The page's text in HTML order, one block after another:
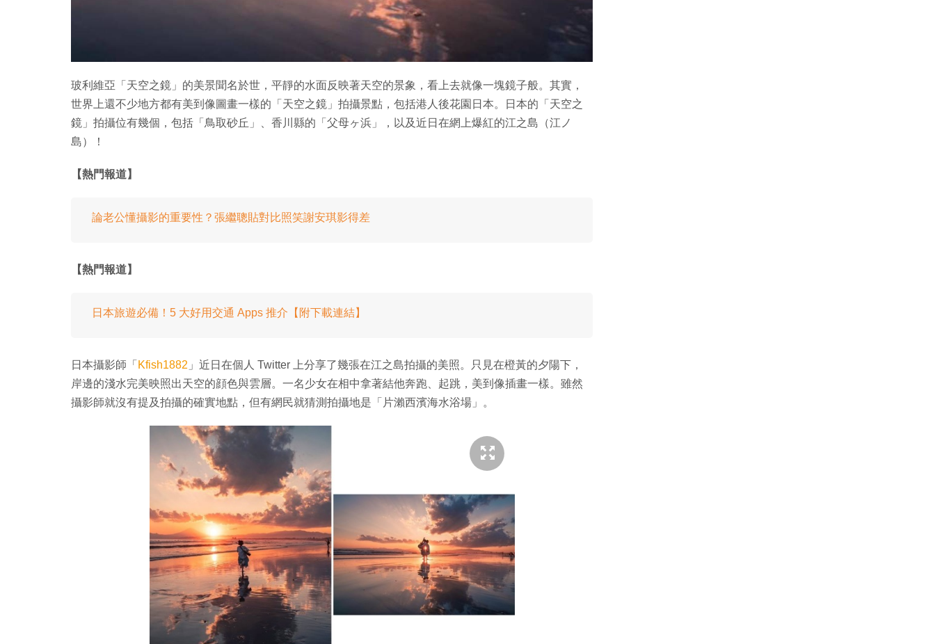
玻利維亞「天空之鏡」的美景聞名於世，平靜的水面反映著天空的景象，看上去就像一塊鏡子般。其實，
世界上還不少地方都有美到像圖畫一樣的「天空之鏡」拍攝景點，包括港人後花園日本。日本的「天空之
鏡」拍攝位有幾個，包括「鳥取砂丘」、香川縣的「父母ヶ浜」，以及近日在網上爆紅的江之島（江ノ
島）！
【熱門報道】
論老公懂攝影的重要性？張繼聰貼對比照笑謝安琪影得差
【熱門報道】
日本旅遊必備！5 大好用交通 Apps 推介【附下載連結】
日本攝影師「 Kfish1882 」近日在個人 Twitter 上分享了幾張在江之島拍攝的美照。只見在橙黃的夕陽下，
岸邊的淺水完美映照出天空的顔色與雲層。一名少女在相中拿著結他奔跑、起跳，美到像插畫一樣。雖然
攝影師就沒有提及拍攝的確實地點，但有網民就猜測拍攝地是「片瀨西濱海水浴場」。